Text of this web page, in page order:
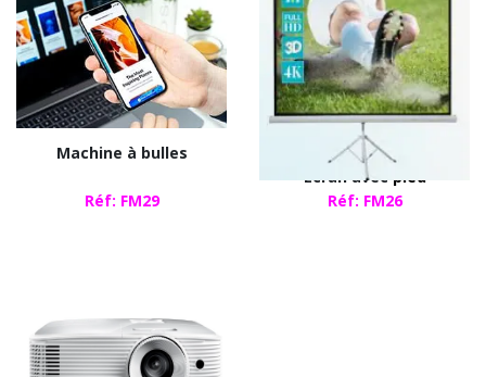
Machine à bulles
Réf: FM29
Ecran plat
Ecran avec pied
Réf: FM26